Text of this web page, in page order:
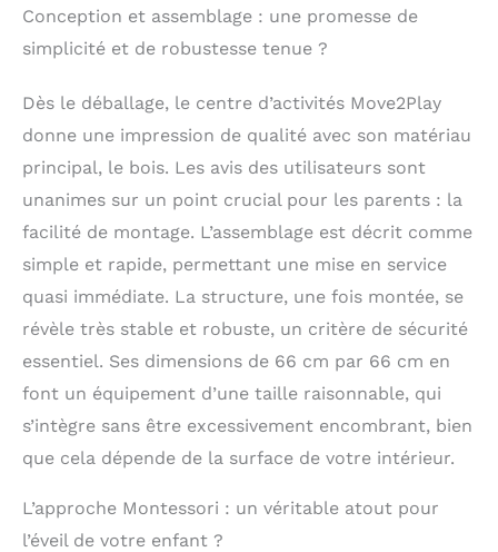
enlever, ces jouets
nourrissent les
essentielles telles que
l'exploration tactile, la
conscience de soi, la
problèmes, et plus
encore. Piano
d'apprentissage
de 30 phrases, sons
et chansons, ce piano
petit de rester occupé
pendant qu'il explore
la musique, les ABC et
(3 x AAA) sont
le plaisir peut
Conception et assemblage : une promesse de
simplicité et de robustesse tenue ?
Dès le déballage, le centre d’activités Move2Play
donne une impression de qualité avec son matériau
principal, le bois. Les avis des utilisateurs sont
unanimes sur un point crucial pour les parents : la
facilité de montage. L’assemblage est décrit comme
simple et rapide, permettant une mise en service
quasi immédiate. La structure, une fois montée, se
révèle très stable et robuste, un critère de sécurité
essentiel. Ses dimensions de 66 cm par 66 cm en
font un équipement d’une taille raisonnable, qui
s’intègre sans être excessivement encombrant, bien
que cela dépende de la surface de votre intérieur.
L’approche Montessori : un véritable atout pour
l’éveil de votre enfant ?